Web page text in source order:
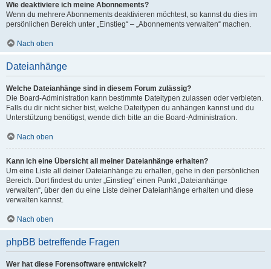
Wie deaktiviere ich meine Abonnements?
Wenn du mehrere Abonnements deaktivieren möchtest, so kannst du dies im
persönlichen Bereich unter „Einstieg“ – „Abonnements verwalten“ machen.
Nach oben
Dateianhänge
Welche Dateianhänge sind in diesem Forum zulässig?
Die Board-Administration kann bestimmte Dateitypen zulassen oder verbieten.
Falls du dir nicht sicher bist, welche Dateitypen du anhängen kannst und du
Unterstützung benötigst, wende dich bitte an die Board-Administration.
Nach oben
Kann ich eine Übersicht all meiner Dateianhänge erhalten?
Um eine Liste all deiner Dateianhänge zu erhalten, gehe in den persönlichen
Bereich. Dort findest du unter „Einstieg“ einen Punkt „Dateianhänge
verwalten“, über den du eine Liste deiner Dateianhänge erhalten und diese
verwalten kannst.
Nach oben
phpBB betreffende Fragen
Wer hat diese Forensoftware entwickelt?